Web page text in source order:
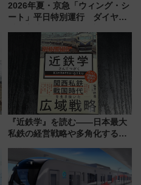
2026年夏・京急「ウィング・シ
ート」平日特別運行 ダイヤ・
三浦海岸を堪能できるお出かけ
プランもご紹介
『近鉄学』を読む――日本最大
私鉄の経営戦略や多角化する事
にする一冊